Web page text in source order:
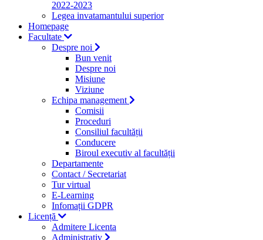
2022-2023
Legea invatamantului superior
Homepage
Facultate
Despre noi
Bun venit
Despre noi
Misiune
Viziune
Echipa management
Comisii
Proceduri
Consiliul facultății
Conducere
Biroul executiv al facultății
Departamente
Contact / Secretariat
Tur virtual
E-Learning
Infomații GDPR
Licență
Admitere Licenta
Administrativ